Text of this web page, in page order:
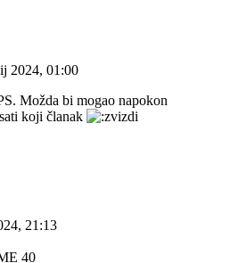
2024, 01:00
Možda bi mogao napokon
koji članak
21:13
40